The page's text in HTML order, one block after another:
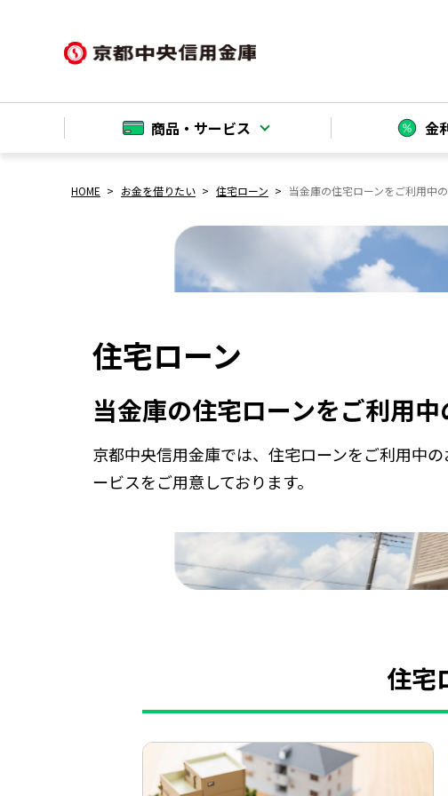
商品・サービス 金
HOME お金を借りたい 住宅ローン 当金庫の住宅ローンをご利用中
住宅ローン
当金庫の住宅ローンをご利用
京都中央信用金庫では、住宅ローンをご利用中
ービスをご用意しております。
住宅